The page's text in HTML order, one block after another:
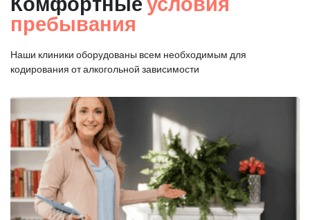
пребывания
Наши клиники оборудованы всем необходимым для
кодирования от алкогольной зависимости